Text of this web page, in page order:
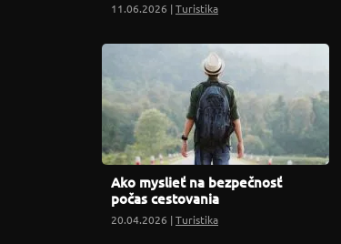
11.06.2026 |Turistika
Ako myslieť na bezpečnosť
počas cestovania
20.04.2026 |Turistika